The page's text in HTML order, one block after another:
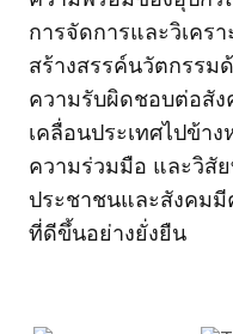
การจัดการและวิเค
สร้างสรรค์นวัตกรรม
ความรับผิดชอบต่อสั
เคลื่อนประเทศไปข้า
ความร่วมมือ และวิสั
ประชาชนและสังคม
ที่ดีขึ้นอย่างยั่งยืน